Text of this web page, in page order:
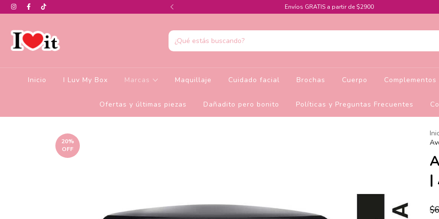
de descuento en la colección de Glamlite Envíos GRATIS a partir de $2900
Inicio I Luv My Box Marcas Maquillaje Cuidado facial Brochas Cuerpo
Ofertas y últimas piezas Dañadito pero bonito Políticas y Preguntas Frecuentes
20%
OFF
|